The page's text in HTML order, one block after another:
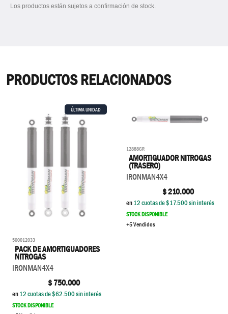
Los productos están sujetos a confirmación de stock.
PRODUCTOS RELACIONADOS
ÚLTIMA UNIDAD
500012033
PACK DE AMORTIGUADORES
NITROGAS
IRONMAN4X4
$750.000
en12cuotas de $62.500sin interés
STOCK DISPONIBLE
12888GR
AMORTIGUADOR NITROGAS
(TRASERO)
IRONMAN4X4
$210.000
en12cuotas de $17.500sin interés
STOCK DISPONIBLE
+5 Vendidos